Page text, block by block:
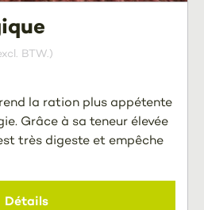
BTW.)
la ration plus appétente
Grâce à sa teneur élevée
très digeste et empêche
Détails